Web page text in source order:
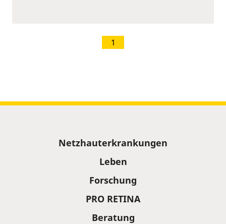
1
Netzhauterkrankungen
Leben
Forschung
PRO RETINA
Beratung